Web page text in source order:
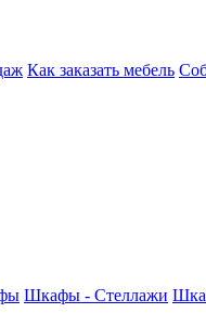
Как заказать мебель
Шкафы - Стеллажи